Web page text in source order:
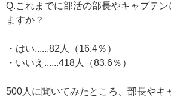
Q.これまでに部活の部長やキャプテン
ますか？
・はい......82人（16.4％）
・いいえ......418人（83.6％）
500人に聞いてみたところ、部長やキ